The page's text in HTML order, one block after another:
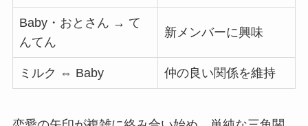
Baby・おとさん → て
んてん
新メンバーに興味
ミルク ⇔ Baby 仲の良い関係を維持